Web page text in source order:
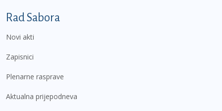
Podnožje prvi izbornik
Rad Sabora
Novi akti
Zapisnici
Plenarne rasprave
Aktualna prijepodneva